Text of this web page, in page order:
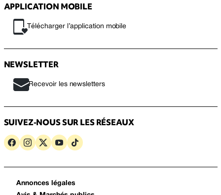
APPLICATION MOBILE
Télécharger l’application mobile
NEWSLETTER
Recevoir les newsletters
SUIVEZ-NOUS SUR LES RÉSEAUX
Annonces légales